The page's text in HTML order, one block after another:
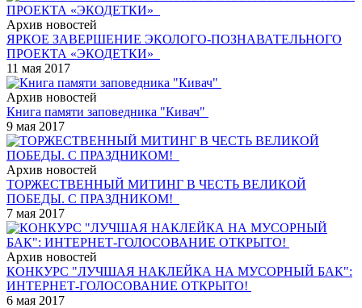
Архив новостей
ЯРКОЕ ЗАВЕРШЕНИЕ ЭКОЛОГО-ПОЗНАВАТЕЛЬНОГО
ПРОЕКТА «ЭКОДЕТКИ»
11 мая 2017
Архив новостей
Книга памяти заповедника "Кивач"
9 мая 2017
Архив новостей
ТОРЖЕСТВЕННЫЙ МИТИНГ В ЧЕСТЬ ВЕЛИКОЙ
ПОБЕДЫ. С ПРАЗДНИКОМ!
7 мая 2017
Архив новостей
КОНКУРС "ЛУЧШАЯ НАКЛЕЙКА НА МУСОРНЫЙ БАК":
ИНТЕРНЕТ-ГОЛОСОВАНИЕ ОТКРЫТО!
6 мая 2017